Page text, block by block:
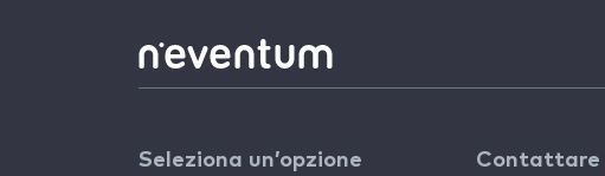
Seleziona un’opzione Contattare